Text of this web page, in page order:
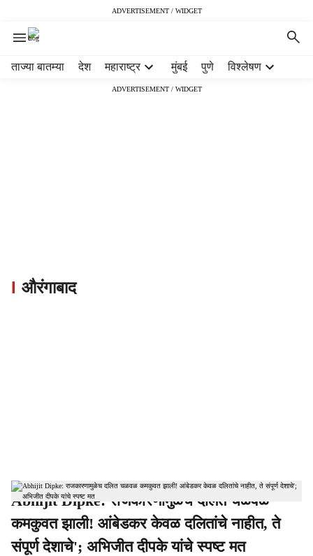
ADVERTISEMENT / WIDGET
ताज्या बातम्या देश महाराष्ट्र मुंबई पुणे विश्लेषण
ADVERTISEMENT / WIDGET
औरंगाबाद
Abhijit Dipke: राजकारणामुळेच दलित चळवळ
कमकुवत झाली! आंबेडकर केवळ दलितांचे नाहीत, ते
संपूर्ण देशाचे'; अभिजीत दीपके यांचे स्पष्ट मत